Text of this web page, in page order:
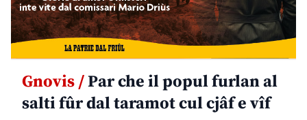
Gnovis /Par che il popul furlan al
salti fûr dal taramot cul cjâf e vîf